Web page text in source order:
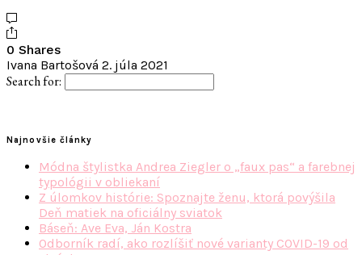
0 Shares
Ivana Bartošová 2. júla 2021
Search for:
Najnovšie články
Módna štylistka Andrea Ziegler o „faux pas“ a farebnej
typológii v obliekaní
Z úlomkov histórie: Spoznajte ženu, ktorá povýšila
Deň matiek na oficiálny sviatok
Báseň: Ave Eva, Ján Kostra
Odborník radí, ako rozlíšiť nové varianty COVID-19 od